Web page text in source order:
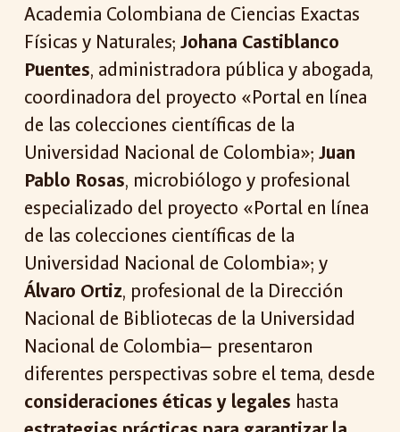
Academia Colombiana de Ciencias Exactas
Físicas y Naturales;Johana Castiblanco
Puentes, administradora pública y abogada,
coordinadora del proyecto «Portal en línea
de las colecciones científicas de la
Universidad Nacional de Colombia»;Juan
Pablo Rosas, microbiólogo y profesional
especializado del proyecto «Portal en línea
de las colecciones científicas de la
Universidad Nacional de Colombia»; y
Álvaro Ortiz, profesional de la Dirección
Nacional de Bibliotecas de la Universidad
Nacional de Colombia— presentaron
diferentes perspectivas sobre el tema, desde
consideraciones éticas y legales hasta